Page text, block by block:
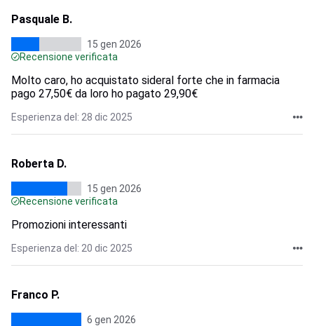
Pasquale B.
15 gen 2026
Recensione verificata
Molto caro, ho acquistato sideral forte che in farmacia
pago 27,50€ da loro ho pagato 29,90€
Esperienza del: 28 dic 2025
Roberta D.
15 gen 2026
Recensione verificata
Promozioni interessanti
Esperienza del: 20 dic 2025
Franco P.
6 gen 2026